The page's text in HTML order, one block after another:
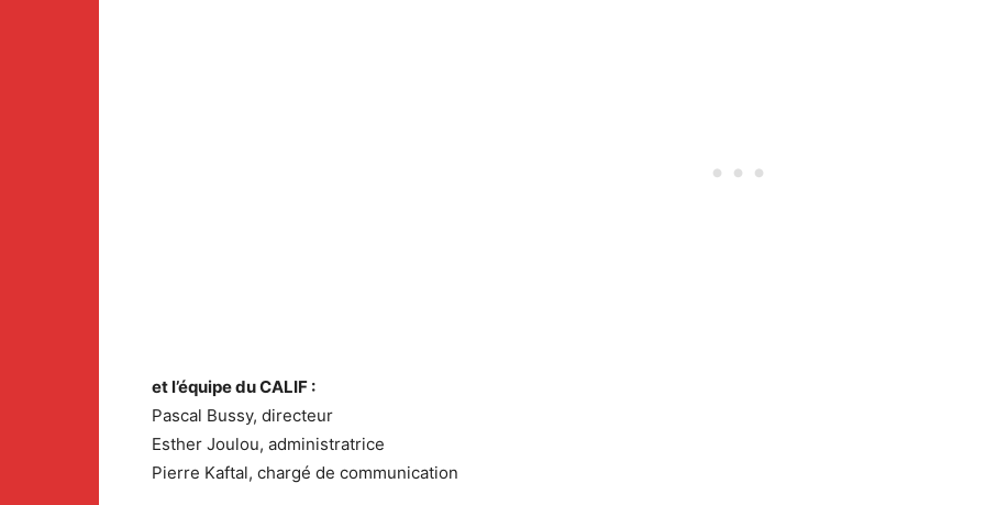
et l’équipe du CALIF :
Pascal Bussy, directeur
Esther Joulou, administratrice
Pierre Kaftal, chargé de communication